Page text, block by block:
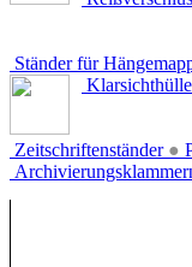
Ständer für
Zeitschriftenständer ●